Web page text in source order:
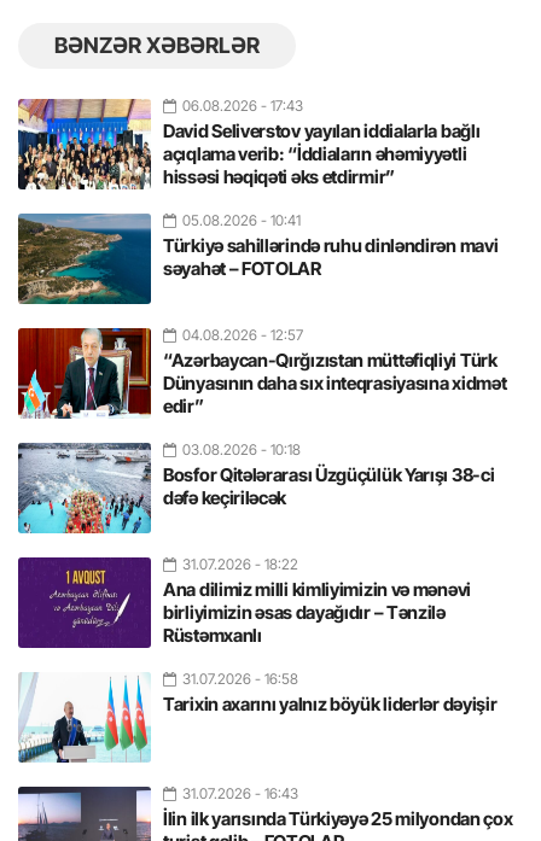
BƏNZƏR XƏBƏRLƏR
06.08.2026 - 17:43
David Seliverstov yayılan iddialarla bağlı
açıqlama verib: “İddiaların əhəmiyyətli
hissəsi həqiqəti əks etdirmir”
05.08.2026 - 10:41
Türkiyə sahillərində ruhu dinləndirən mavi
səyahət – FOTOLAR
04.08.2026 - 12:57
“Azərbaycan-Qırğızıstan müttəfiqliyi Türk
Dünyasının daha sıx inteqrasiyasına xidmət
edir”
03.08.2026 - 10:18
Bosfor Qitələrarası Üzgüçülük Yarışı 38-ci
dəfə keçiriləcək
31.07.2026 - 18:22
Ana dilimiz milli kimliyimizin və mənəvi
birliyimizin əsas dayağıdır – Tənzilə
Rüstəmxanlı
31.07.2026 - 16:58
Tarixin axarını yalnız böyük liderlər dəyişir
31.07.2026 - 16:43
İlin ilk yarısında Türkiyəyə 25 milyondan çox